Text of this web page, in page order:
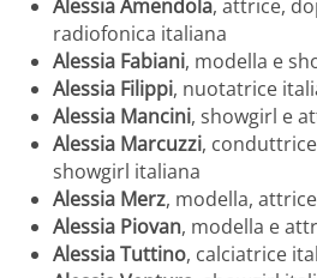
Alessia Amendola, attrice,
radiofonica italiana
Alessia Fabiani, modella e
Alessia Filippi, nuotatrice
Alessia Mancini, showgirl e
Alessia Marcuzzi,
showgirl italiana
Alessia Merz, modella,
Alessia Piovan, modella e
Alessia Tuttino, calciatrice